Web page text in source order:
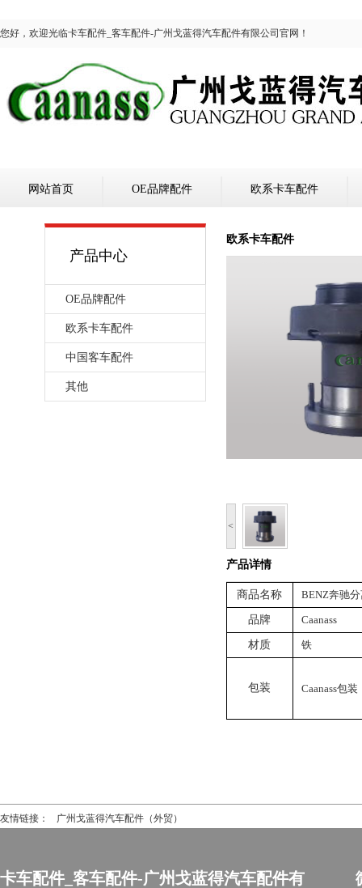
您好，欢迎光临卡车配件_客车配件-广州戈蓝得汽车配件有限公司官网！
网站首页 OE品牌配件 欧系卡车配件
产品中心
OE品牌配件
欧系卡车配件
中国客车配件
其他
欧系卡车配件
<
产品详情
商品名称 BENZ奔驰
品牌 Caanass
材质 铁
包装 Caanass包装
友情链接： 广州戈蓝得汽车配件（外贸）
卡车配件_客车配件-广州戈蓝得汽车配件有